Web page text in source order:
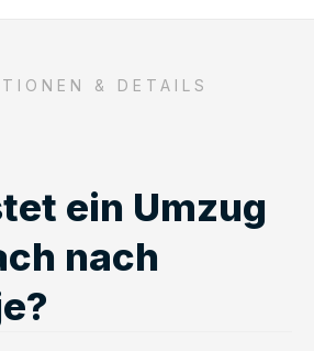
& DETAILS
ein Umzug
nach